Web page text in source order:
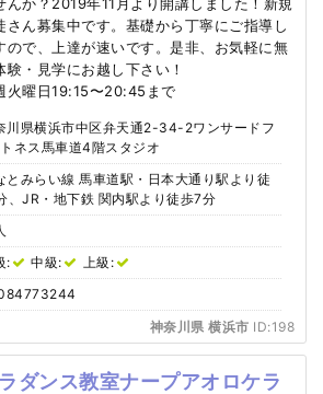
さん募集中です。基礎から丁寧にご指導し
ので、上達が速いです。是非、お気軽に無
験・見学にお越し下さい！
火曜日19:15〜20:45まで
川県横浜市中区弁天通2-34-2ワンサードフ
ネス馬車道4階スタジオ
とみらい線 馬車道駅・日本大通り駅より徒
、JR・地下鉄 関内駅より徒歩7分
: 中級:
上級:
神奈川県 横浜市 ID:198
ダンス教室ナープアオロケラ